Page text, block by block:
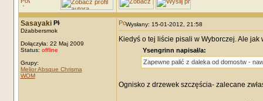
Sasayaki
Dżabbersmok
Dołączyła: 22 Maj 2009
Status: offline
Grupy:
Melior Absque Chrisma
WOM
Wysłany: 15-01-2012, 21:58
Kiedyś o tej liście pisali w Wyborczej. Ale
Ysengrinn napisał/a:
Zapewne palić z daleka od domostw -
Ognisko z drzewek szczęścia- zalecane